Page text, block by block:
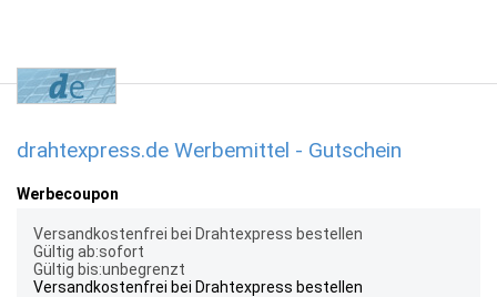
drahtexpress.de Werbemittel - Gutschein
Werbecoupon
Versandkostenfrei bei Drahtexpress bestellen
Gültig ab:sofort
Gültig bis:unbegrenzt
Versandkostenfrei bei Drahtexpress bestellen